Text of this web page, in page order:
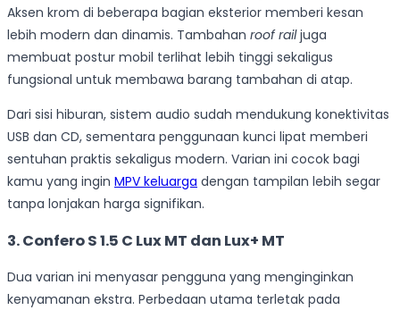
Aksen krom di beberapa bagian eksterior memberi kesan
lebih modern dan dinamis. Tambahan roof railjuga
membuat postur mobil terlihat lebih tinggi sekaligus
fungsional untuk membawa barang tambahan di atap.
Dari sisi hiburan, sistem audio sudah mendukung konektivitas
USB dan CD, sementara penggunaan kunci lipat memberi
sentuhan praktis sekaligus modern. Varian ini cocok bagi
kamu yang ingin MPV keluarga dengan tampilan lebih segar
tanpa lonjakan harga signifikan.
3. Confero S 1.5 C Lux MT dan Lux+ MT
Dua varian ini menyasar pengguna yang menginginkan
kenyamanan ekstra. Perbedaan utama terletak pada